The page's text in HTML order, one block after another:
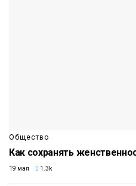
Общество
Как сохранять
19 мая 1.3k